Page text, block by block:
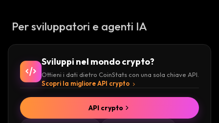
Per sviluppatori e agenti IA
Sviluppi nel mondo crypto?
Ottieni i dati dietro CoinStats con una sola chiave API.
Scopri la migliore API crypto
API crypto